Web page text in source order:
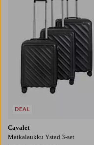
Cavalet
Matkalaukku Ystad 3-set
DEAL